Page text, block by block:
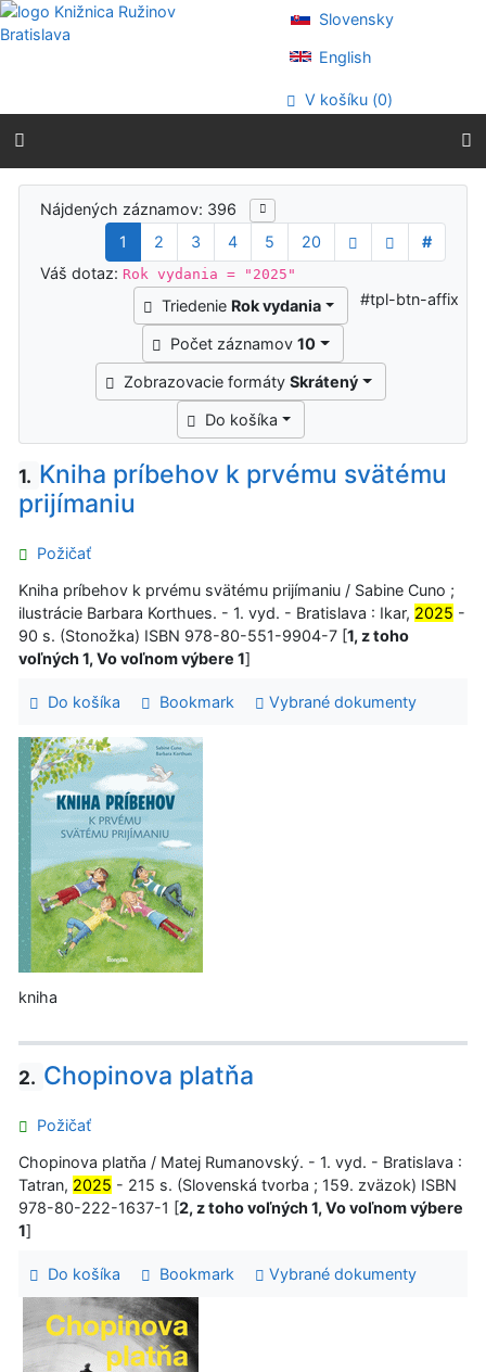
Prejsť na obsah
Prejsť na menu
Prehlásenie o webovej prístupnosti
Slovensky
English
V košíku (0)
Výsledky vyhľadávania
Nájdených záznamov: 396
1
2 3 4 5 20
#
Váš dotaz: Rok vydania = "2025"
Triedenie Rok vydania
Počet záznamov10
Zobrazovacie formátySkrátený
Do košíka
#tpl-btn-affix
1. Kniha príbehov k prvému svätému
prijímaniu
Požičať
Kniha príbehov k prvému svätému prijímaniu / Sabine Cuno ;
ilustrácie Barbara Korthues. - 1. vyd. - Bratislava : Ikar, 2025 -
90 s. (Stonožka) ISBN 978-80-551-9904-7 [1, z toho
voľných 1, Vo voľnom výbere 1]
Do košíka Bookmark Vybrané dokumenty
kniha
2. Chopinova platňa
Požičať
Chopinova platňa / Matej Rumanovský. - 1. vyd. - Bratislava :
Tatran, 2025 - 215 s. (Slovenská tvorba ; 159. zväzok) ISBN
978-80-222-1637-1 [2, z toho voľných 1, Vo voľnom výbere
1]
Do košíka Bookmark Vybrané dokumenty